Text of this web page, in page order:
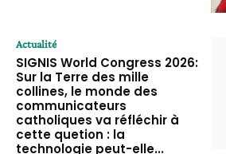
Actualité
SIGNIS World Congress 2026:
Sur la Terre des mille
collines, le monde des
communicateurs
catholiques va réfléchir à
cette quetion : la
technologie peut-elle...